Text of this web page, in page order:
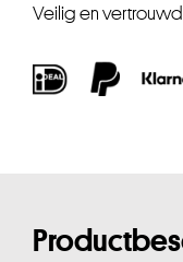
Veilig en